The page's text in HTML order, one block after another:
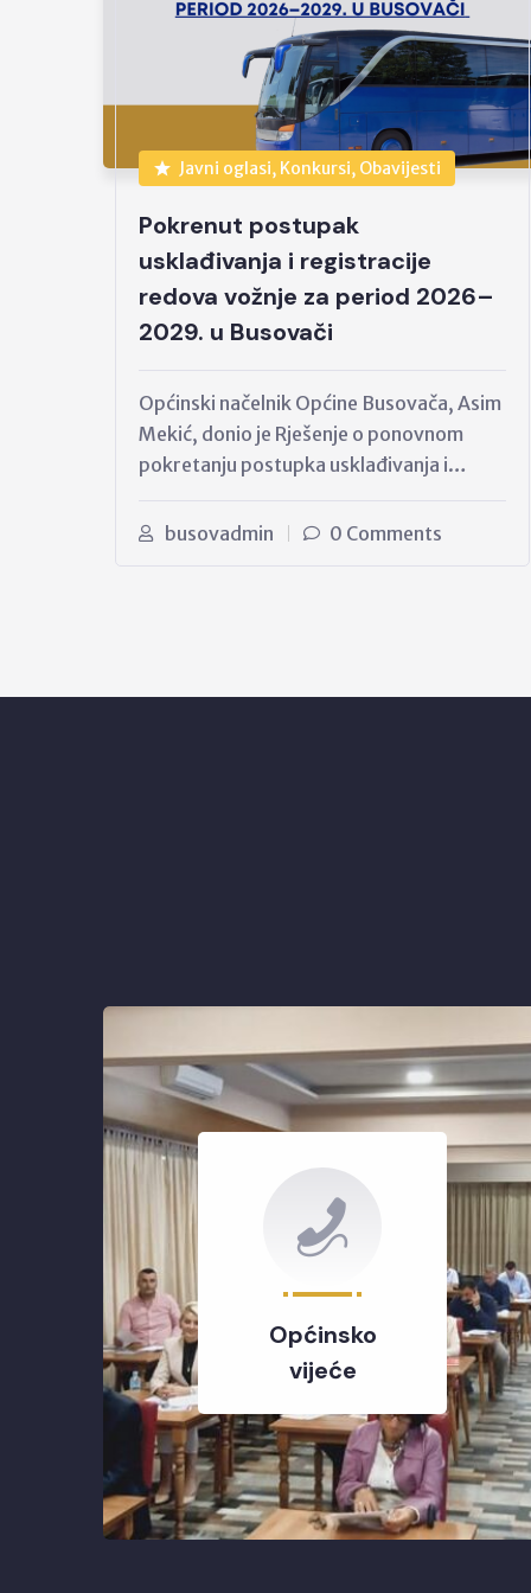
Javni oglasi, Konkursi, Obavijesti
Pokrenut postupak
usklađivanja i registracije
redova vožnje za period 2026–
2029. u Busovači
Općinski načelnik Općine Busovača, Asim
Mekić, donio je Rješenje o ponovnom
pokretanju postupka usklađivanja i…
busovadmin 0 Comments
Općinsko
vijeće